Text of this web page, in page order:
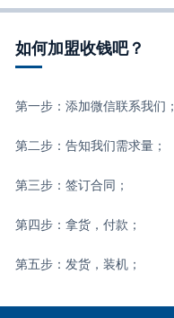
如何加盟收钱吧？
第一步：添加微信联系我们；
第二步：告知我们需求量；
第三步：签订合同；
第四步：拿货，付款；
第五步：发货，装机；